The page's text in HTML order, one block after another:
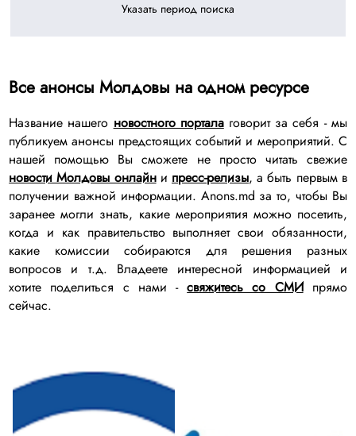
Указать период поиска
Все анонсы Молдовы на одном ресурсе
Название нашего новостного порталаговорит за себя - мы
публикуем анонсы предстоящих событий и мероприятий. С
нашей помощью Вы сможете не просто читать свежие
новости Молдовы онлайни пресс-релизы, а быть первым в
получении важной информации. Anons.md за то, чтобы Вы
заранее могли знать, какие мероприятия можно посетить,
когда и как правительство выполняет свои обязанности,
какие комиссии собираются для решения разных
вопросов и т.д. Владеете интересной информацией и
хотите поделиться с нами -свяжитесь со СМИпрямо
сейчас.